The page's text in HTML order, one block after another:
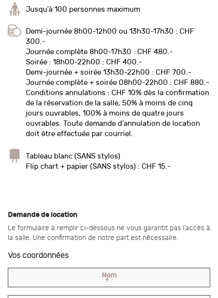
Jusqu'à 100 personnes maximum
Demi-journée 8h00-12h00 ou 13h30-17h30 : CHF
300.-
Journée complète 8h00-17h30 : CHF 480.-
Soirée : 18h00-22h00 : CHF 400.-
Demi-journée + soirée 13h30-22h00 : CHF 700.-
Journée complète + soirée 08h00-22h00 : CHF 880.-
Conditions annulations : CHF 10% dès la confirmation
de la réservation de la salle, 50% à moins de cinq
jours ouvrables, 100% à moins de quatre jours
ouvrables. Toute demande d’annulation de location
doit être effectuée par courriel.
Tableau blanc (SANS stylos)
Flip chart + papier (SANS stylos) : CHF 15.-
Demande de location
Le formulaire à remplir ci-dessous ne vous garantit pas l’accès à
la salle. Une confirmation de notre part est nécessaire.
Vos coordonnées
Nom
*